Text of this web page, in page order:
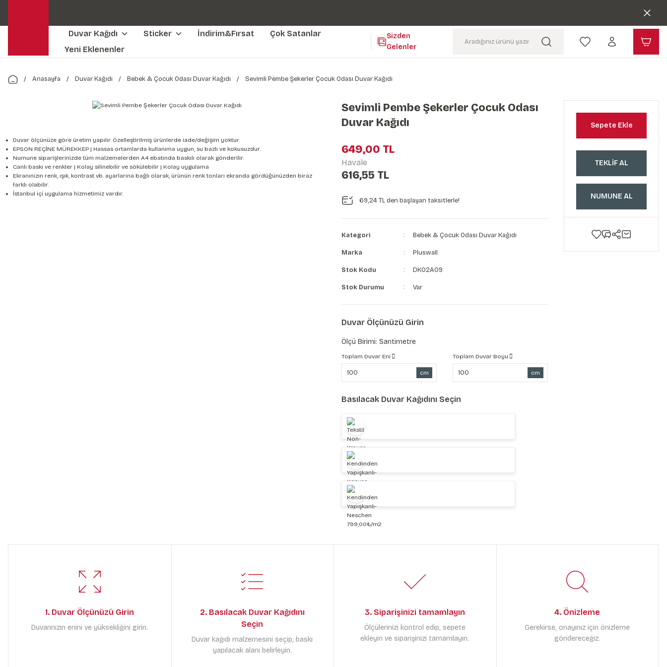
Kendinden Yapışkanlı Kolay Uygulanan Duvar Kağıtları😇
Duvar Kağıdı Sticker İndirim&Fırsat
Çok Satanlar
Yeni Eklenenler
Sizden
Gelenler
Anasayfa Duvar Kağıdı Bebek & Çocuk Odası Duvar Kağıdı Sevimli Pembe Şekerler Çocuk Odası Duvar Kağıdı
Duvar ölçünüze göre üretim yapılır. Özelleştirilmiş ürünlerde iade/değişim yoktur.
EPSON REÇİNE MÜREKKEP | Hassas ortamlarda kullanıma uygun, su bazlı ve kokusuzdur.
Numune siparişlerinizde tüm malzemelerden A4 ebatında baskılı olarak gönderilir.
Canlı baskı ve renkler | Kolay silinebilir ve sökülebilir | Kolay uygulama
Ekranınızın renk, ışık, kontrast vb. ayarlarına bağlı olarak, ürünün renk tonları ekranda gördüğünüzden biraz
farklı olabilir.
İstanbul içi uygulama hizmetimiz vardır.
Sevimli Pembe Şekerler Çocuk Odası
Duvar Kağıdı
649,00 TL
Havale
616,55 TL
69,24 TL den başlayan taksitlerle!
Kategori Bebek & Çocuk Odası Duvar Kağıdı
Marka Pluswall
Stok Kodu DK02A09
Stok Durumu Var
Duvar Ölçünüzü Girin
Ölçü Birimi: Santimetre
Toplam Duvar Eni
cm
Toplam Duvar Boyu
cm
Basılacak Duvar Kağıdını Seçin
Sepete Ekle
TEKLİF AL
NUMUNE AL
1. Duvar Ölçünüzü Girin
Duvarınızın enini ve yüksekliğini girin.
2. Basılacak Duvar Kağıdını
Seçin
Duvar kağıdı malzemesini seçip, baskı
yapılacak alanı belirleyin.
3. Siparişinizi tamamlayın
Ölçülerinizi kontrol edip, sepete
ekleyin ve siparişinizi tamamlayın.
4. Önizleme
Gerekirse, onayınız için önizleme
göndereceğiz.